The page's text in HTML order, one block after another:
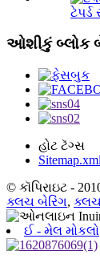
ટેપર્ડ
ઓશીકું બ્લોક
હોટ ટૅગ્સ
Sitemap.xml
© કૉપિરાઇટ -
ક્લચ બેરિંગ, ક્લચ
ઈ - મેલ મોકલો